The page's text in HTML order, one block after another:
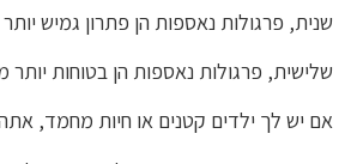
שנית, פרגולות נאספות הן פתרון גמיש
שלישית, פרגולות נאספות הן בטוחות יותר
אם יש לך ילדים קטנים או חיות מחמד,